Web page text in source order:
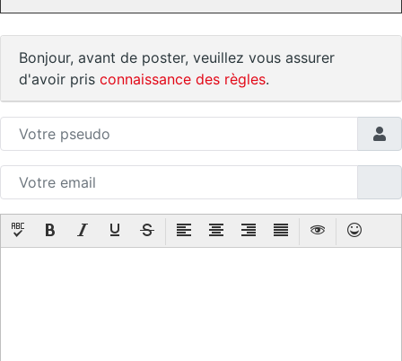
Bonjour, avant de poster, veuillez vous assurer
d'avoir pris connaissance des règles.